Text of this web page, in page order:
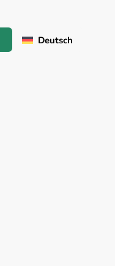
Deutsch